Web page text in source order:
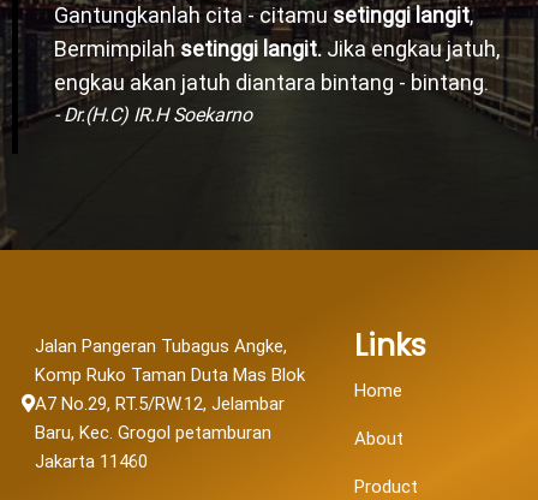
Gantungkanlah cita - citamusetinggi langit,
Bermimpilahsetinggi langit. Jika engkau jatuh,
engkau akan jatuh diantara bintang - bintang.
- Dr.(H.C) IR.H Soekarno
Jalan Pangeran Tubagus Angke,
Komp Ruko Taman Duta Mas Blok
A7 No.29, RT.5/RW.12, Jelambar
Baru, Kec. Grogol petamburan
Jakarta 11460
Links
Home
About
Product